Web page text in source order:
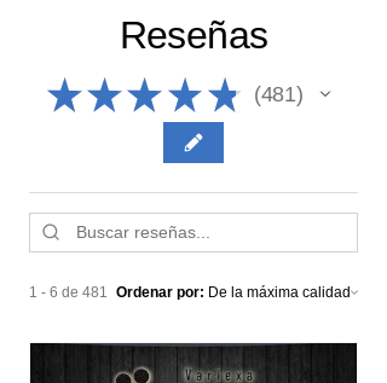
Reseñas
★ ★ ★ ★ ★ 481
481
1 - 6 de 481 Ordenar por: